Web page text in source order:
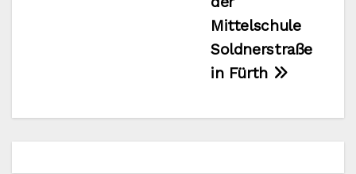
Mittelschule
Soldnerstraße
in Fürth